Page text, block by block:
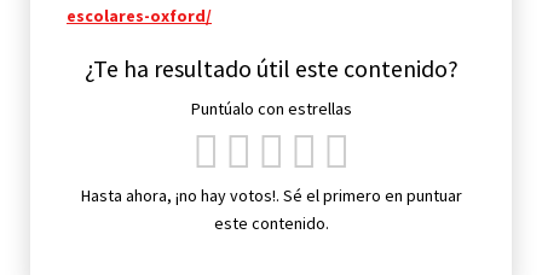
escolares-oxford/
¿Te ha resultado útil este contenido?
Puntúalo con estrellas
Hasta ahora, ¡no hay votos!. Sé el primero en puntuar
este contenido.